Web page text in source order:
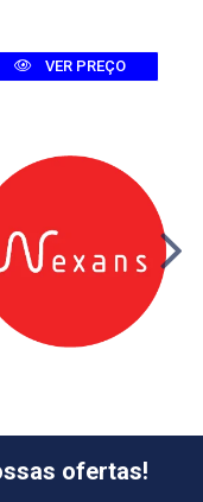
VER PREÇO
ofertas!